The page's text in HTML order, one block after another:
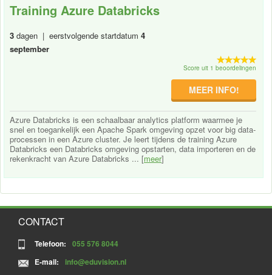
Training Azure Databricks
3 dagen | eerstvolgende startdatum 4
september
Score uit 1 beoordelingen
MEER INFO!
Azure Databricks is een schaalbaar analytics platform waarmee je
snel en toegankelijk een Apache Spark omgeving opzet voor big data-
processen in een Azure cluster. Je leert tijdens de training Azure
Databricks een Databricks omgeving opstarten, data importeren en de
rekenkracht van Azure Databricks ... [meer]
CONTACT
Telefoon:
055 576 8044
E-mail:
info@eduvision.nl